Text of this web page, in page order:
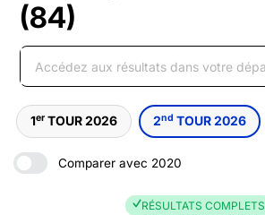
(84)
1er TOUR 2026 2nd TOUR 2026
Comparer avec 2020
RÉSULTATS COMPLETS